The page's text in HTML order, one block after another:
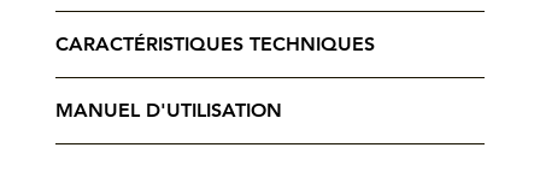
CARACTÉRISTIQUES TECHNIQUES
MANUEL D'UTILISATION